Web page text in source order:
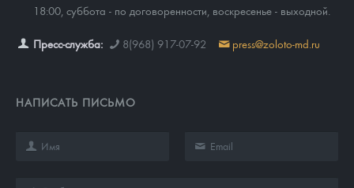
18:00, суббота - по договоренности, воскресенье - выходной.
Пресс-служба: 8(968) 917-07-92 press@zoloto-md.ru
НАПИСАТЬ ПИСЬМО